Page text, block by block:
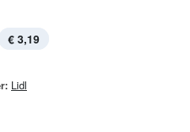
€ 3,19
Lidl